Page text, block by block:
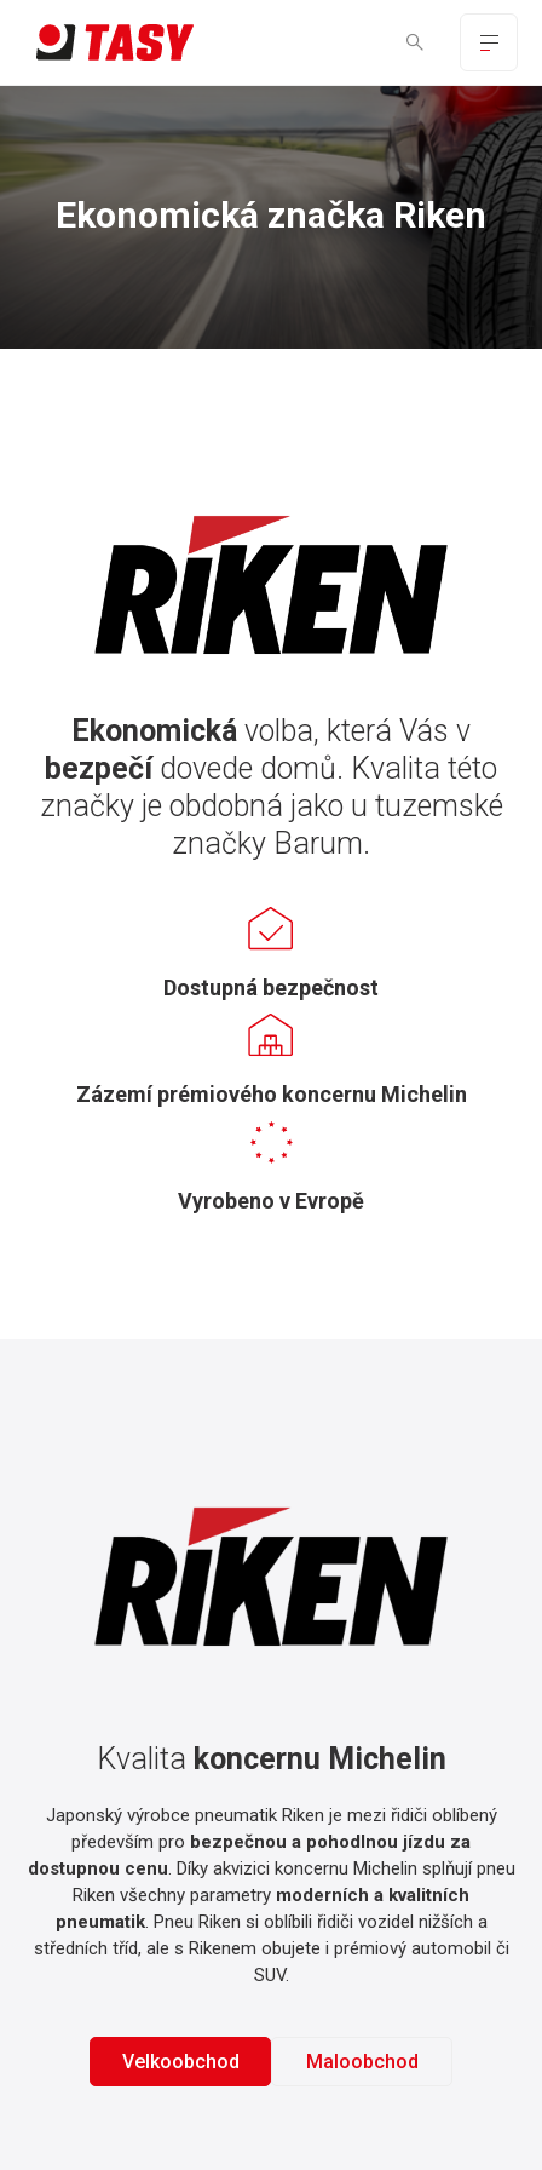
Ekonomická značka Riken
Ekonomická volba, která Vás v
bezpečídovede domů. Kvalita této
značky je obdobná jako u tuzemské
značky Barum.
Dostupná bezpečnost
Zázemí prémiového koncernu Michelin
Vyrobeno v Evropě
Kvalita koncernu Michelin
Japonský výrobce pneumatik Riken je mezi řidiči oblíbený
především pro bezpečnou a pohodlnou jízdu za
dostupnou cenu. Díky akvizici koncernu Michelin splňují pneu
Riken všechny parametry moderních a kvalitních
pneumatik. Pneu Riken si oblíbili řidiči vozidel nižších a
středních tříd, ale s Rikenem obujete i prémiový automobil či
SUV.
Velkoobchod Maloobchod